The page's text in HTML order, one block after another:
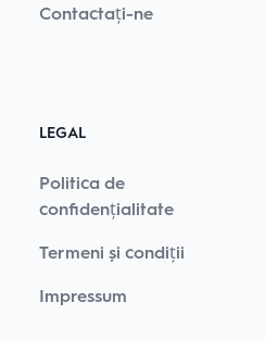
Contactați-ne
LEGAL
Politica de
confidențialitate
Termeni și condiții
Impressum